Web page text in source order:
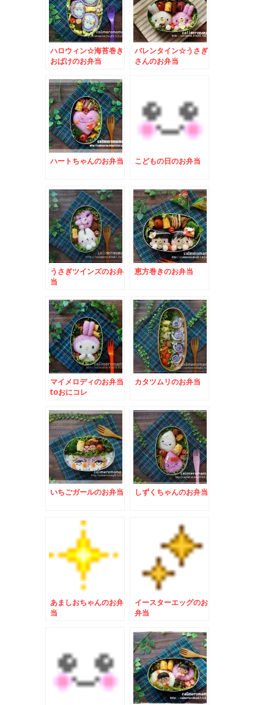
ハロウィン☆海苔巻き
おばけのお弁当
バレンタイン☆うさぎ
さんのお弁当
ハートちゃんのお弁当 こどもの日のお弁当
うさぎツインズのお弁
当
恵方巻きのお弁当
マイメロディのお弁当
toおにコレ
カタツムリのお弁当
いちごガールのお弁当 しずくちゃんのお弁当
あましおちゃんのお弁
当
イースターエッグのお
弁当